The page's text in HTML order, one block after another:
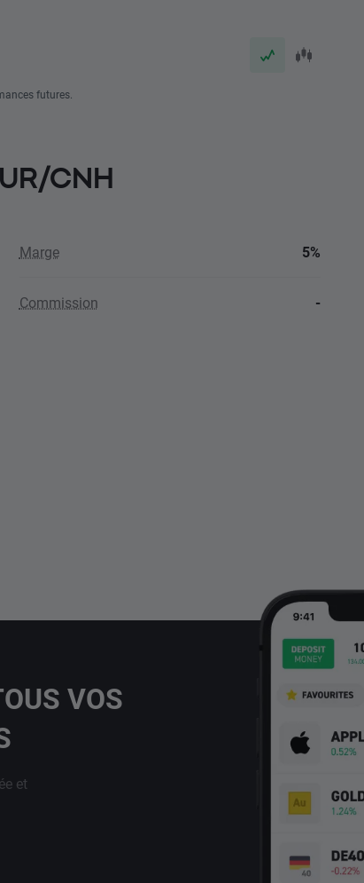
futures.
CNH
Marge 5%
Commission -
VOS
et